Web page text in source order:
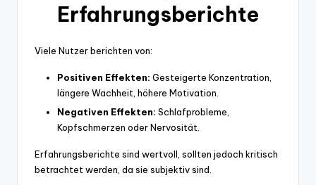
Erfahrungsberichte
Viele Nutzer berichten von:
Positiven Effekten: Gesteigerte Konzentration,
längere Wachheit, höhere Motivation.
Negativen Effekten: Schlafprobleme,
Kopfschmerzen oder Nervosität.
Erfahrungsberichte sind wertvoll, sollten jedoch kritisch
betrachtet werden, da sie subjektiv sind.